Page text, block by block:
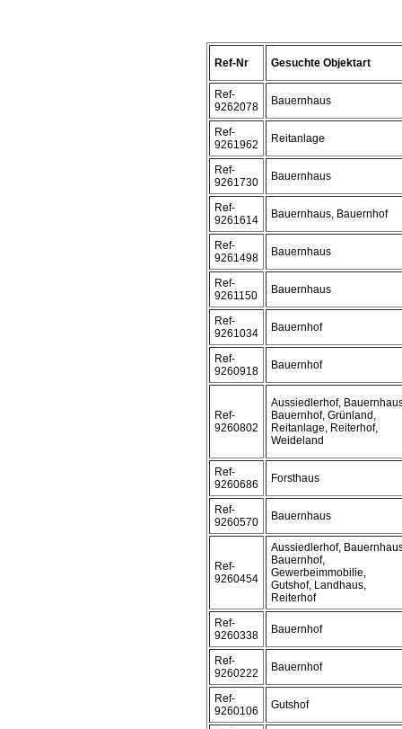
Ref-Nr Gesuchte Objektart
Ref-
9262078
Bauernhaus
Ref-
9261962
Reitanlage
Ref-
9261730
Bauernhaus
Ref-
9261614
Bauernhaus, Bauernhof
Ref-
9261498
Bauernhaus
Ref-
9261150
Bauernhaus
Ref-
9261034
Bauernhof
Ref-
9260918
Bauernhof
Ref-
9260802
Aussiedlerhof,
Bauernhof, Grünland,
Reitanlage, Reiterhof,
Weideland
Ref-
9260686
Forsthaus
Ref-
9260570
Bauernhaus
Ref-
9260454
Aussiedlerhof,
Bauernhof,
Gewerbeimmobilie,
Gutshof, Landhaus,
Reiterhof
Ref-
9260338
Bauernhof
Ref-
9260222
Bauernhof
Ref-
9260106
Gutshof